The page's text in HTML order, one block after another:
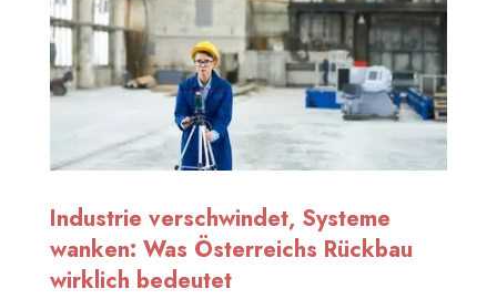
Industrie verschwindet, Systeme
wanken: Was Österreichs Rückbau
wirklich bedeutet